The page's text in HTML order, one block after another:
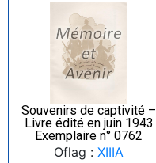
Souvenirs de captivité –
Livre édité en juin 1943
Exemplaire n° 0762
Oflag : XIIIA